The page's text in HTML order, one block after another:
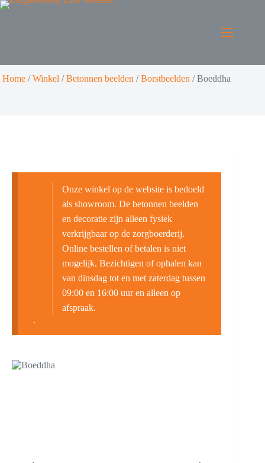
Home /Winkel /Betonnen beelden /Borstbeelden /Boeddha
Onze winkel op de website is bedoeld
als showroom. De betonnen beelden
en decoratie zijn alleen fysiek
verkrijgbaar op de zorgboerderij.
Online bestellen of betalen is niet
mogelijk. Bezichtigen of ophalen kan
van dinsdag tot en met zaterdag tussen
09:00 en 16:00 uur en alleen op
afspraak.
.